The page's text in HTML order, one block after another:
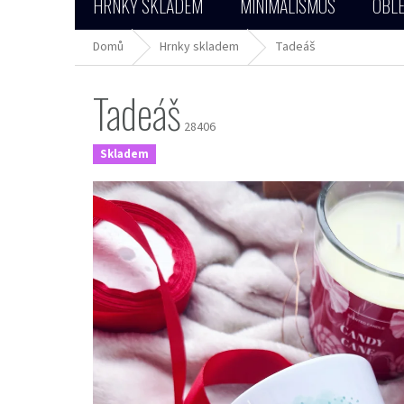
HRNKY SKLADEM MINIMALISMUS
Domů Hrnky skladem Tadeáš
Tadeáš 28406
Skladem